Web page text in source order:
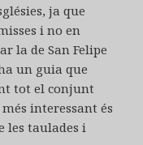
ja que
i no en
la de San Felipe
un guia que
tot el conjunt
interessant és
les taulades i